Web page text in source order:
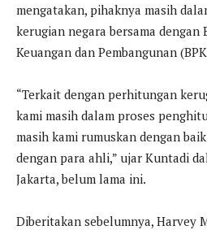
mengatakan, pihaknya masih
kerugian negara bersama dengan
Keuangan dan Pembangunan
“Terkait dengan perhitungan
kami masih dalam proses
masih kami rumuskan dengan
dengan para ahli,” ujar Kuntadi
Jakarta, belum lama ini.
Diberitakan sebelumnya, Harvey